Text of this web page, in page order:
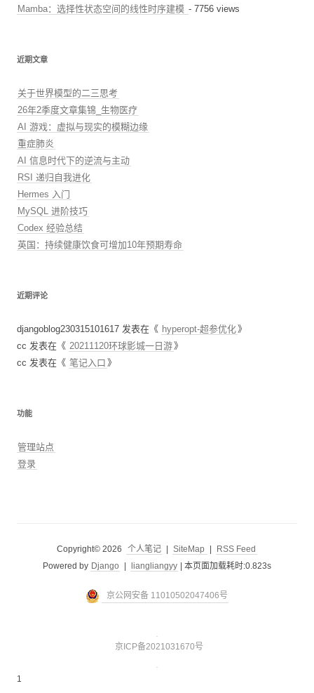
Mamba：选择性状态空间的线性时序建模 - 7756 views
近期文章
关于世界模型的二三思考
26年2季度文章集锦_生物医疗
AI 游戏：虚拟与现实的模糊边缘
重症肺炎
AI 信息时代下的逆流与主动
RSI 递归自我进化
Hermes 入门
MySQL 进阶技巧
Codex 经验总结
英国：持续健康饮食可增加10年预期寿命
近期评论
djangoblog230315101617 发表在《 hyperopt-超参优化 》
cc 发表在《 20211120环球影城一日游 》
cc 发表在《 笔记入口 》
功能
管理站点
登录
Copyright© 2026 个人笔记 SiteMap
RSS Feed
Powered by Django liangliangyy |本页面加载耗时:0.823s
京公网安备 11010502047406号
京ICP备2021031670号
1